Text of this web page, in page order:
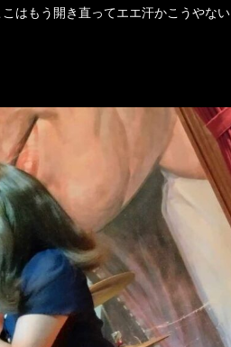
はもう開き直ってエエ汗かこうやない